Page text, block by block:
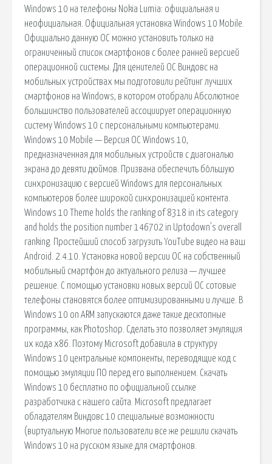
Windows 10 на телефоны Nokia Lumia: официальная и
неофициальная. Официальная установка Windows 10 Mobile.
Официально данную ОС можно установить только на
ограниченный список смартфонов с более ранней версией
операционной системы. Для ценителей ОС Виндовс на
мобильных устройствах мы подготовили рейтинг лучших
смартфонов на Windows, в котором отобрали Абсолютное
большинство пользователей ассоциирует операционную
систему Windows 10 с персональными компьютерами.
Windows 10 Mobile — Версия ОС Windows 10,
предназначенная для мобильных устройств с диагональю
экрана до девяти дюймов. Призвана обеспечить бóльшую
синхронизацию с версией Windows для персональных
компьютеров более широкой синхронизацией контента.
Windows 10 Theme holds the ranking of 8318 in its category
and holds the position number 146702 in Uptodown's overall
ranking. Простейший способ загрузить YouTube видео на ваш
Android. 2.4.10. Установка новой версии ОС на собственный
мобильный смартфон до актуального релиза — лучшее
решение. С помощью установки новых версий ОС сотовые
телефоны становятся более оптимизированными и лучше. В
Windows 10 on ARM запускаются даже такие десктопные
программы, как Photoshop. Сделать это позволяет эмуляция
их кода x86. Поэтому Microsoft добавила в структуру
Windows 10 центральные компоненты, переводящие код с
помощью эмуляции ПО перед его выполнением. Скачать
Windows 10 бесплатно по официальной ссылке
разработчика с нашего сайта. Microsoft предлагает
обладателям Виндовс 10 специальные возможности
(виртуальную Многие пользователи все же решили скачать
Windows 10 на русском языке для смартфонов.